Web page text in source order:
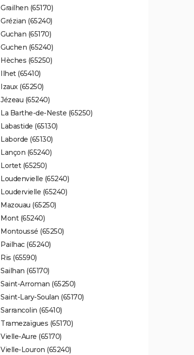
Grailhen (65170)
Grézian (65240)
Guchan (65170)
Guchen (65240)
Hèches (65250)
Ilhet (65410)
Izaux (65250)
Jézeau (65240)
La Barthe-de-Neste (65250)
Labastide (65130)
Laborde (65130)
Lançon (65240)
Lortet (65250)
Loudenvielle (65240)
Loudervielle (65240)
Mazouau (65250)
Mont (65240)
Montoussé (65250)
Pailhac (65240)
Ris (65590)
Sailhan (65170)
Saint-Arroman (65250)
Saint-Lary-Soulan (65170)
Sarrancolin (65410)
Tramezaïgues (65170)
Vielle-Aure (65170)
Vielle-Louron (65240)